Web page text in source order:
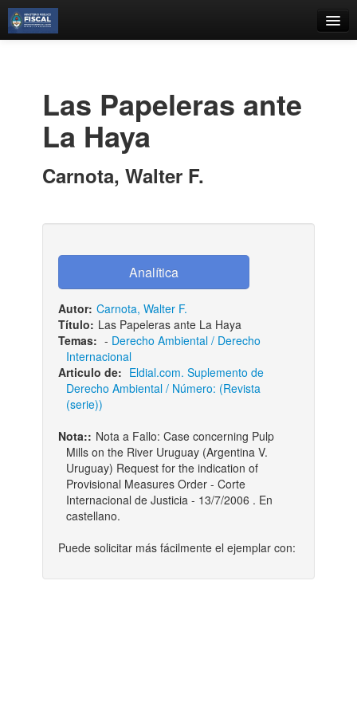
Estantes Virtuales
Iniciar sesión
Las Papeleras ante
La Haya
Carnota, Walter F.
Autor: Carnota, Walter F.
Título: Las Papeleras ante La Haya
Temas: - Derecho Ambiental / Derecho
Internacional
Articulo de: Eldial.com. Suplemento de
Derecho Ambiental / Número: (Revista
(serie))
Nota:: Nota a Fallo: Case concerning Pulp
Mills on the River Uruguay (Argentina V.
Uruguay) Request for the indication of
Provisional Measures Order - Corte
Internacional de Justicia - 13/7/2006 . En
castellano.
Puede solicitar más fácilmente el ejemplar con: